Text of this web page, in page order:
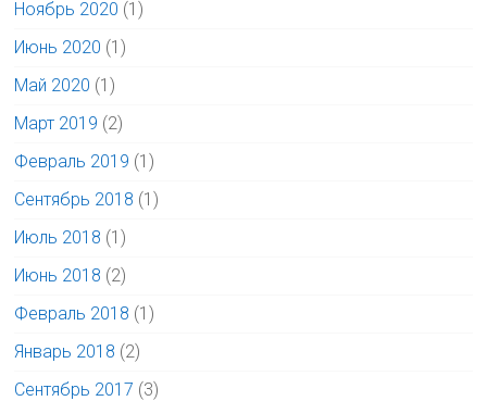
Ноябрь 2020 (1)
Июнь 2020 (1)
Май 2020 (1)
Март 2019 (2)
Февраль 2019 (1)
Сентябрь 2018 (1)
Июль 2018 (1)
Июнь 2018 (2)
Февраль 2018 (1)
Январь 2018 (2)
Сентябрь 2017 (3)